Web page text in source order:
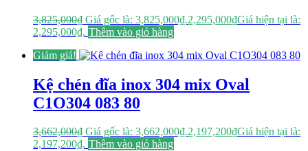
3,825,000₫ Giá gốc là: 3,825,000₫.2,295,000₫Giá hiện tại là:
2,295,000₫. Thêm vào giỏ hàng
Giảm giá!
Kệ chén đĩa inox 304 mix Oval
C1O304 083 80
3,662,000₫ Giá gốc là: 3,662,000₫.2,197,200₫Giá hiện tại là:
2,197,200₫. Thêm vào giỏ hàng